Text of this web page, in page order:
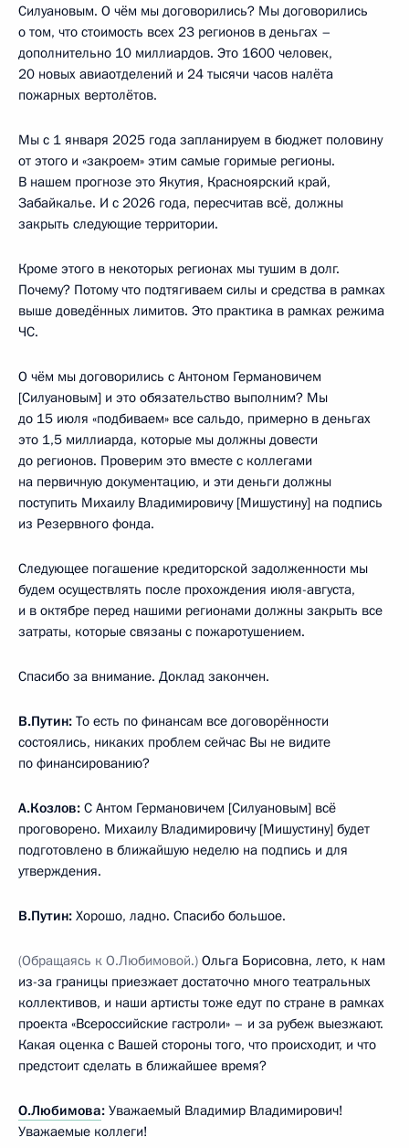
Силуановым. О чём мы договорились? Мы договорились
о том, что стоимость всех 23 регионов в деньгах –
дополнительно 10 миллиардов. Это 1600 человек,
20 новых авиаотделений и 24 тысячи часов налёта
пожарных вертолётов.
Мы с 1 января 2025 года запланируем в бюджет половину
от этого и «закроем» этим самые горимые регионы.
В нашем прогнозе это Якутия, Красноярский край,
Забайкалье. И с 2026 года, пересчитав всё, должны
закрыть следующие территории.
Кроме этого в некоторых регионах мы тушим в долг.
Почему? Потому что подтягиваем силы и средства в рамках
выше доведённых лимитов. Это практика в рамках режима
ЧС.
О чём мы договорились с Антоном Германовичем
[Силуановым] и это обязательство выполним? Мы
до 15 июля «подбиваем» все сальдо, примерно в деньгах
это 1,5 миллиарда, которые мы должны довести
до регионов. Проверим это вместе с коллегами
на первичную документацию, и эти деньги должны
поступить Михаилу Владимировичу [Мишустину] на подпись
из Резервного фонда.
Следующее погашение кредиторской задолженности мы
будем осуществлять после прохождения июля-августа,
и в октябре перед нашими регионами должны закрыть все
затраты, которые связаны с пожаротушением.
Спасибо за внимание. Доклад закончен.
В.Путин: То есть по финансам все договорённости
состоялись, никаких проблем сейчас Вы не видите
по финансированию?
А.Козлов: С Антом Германовичем [Силуановым] всё
проговорено. Михаилу Владимировичу [Мишустину] будет
подготовлено в ближайшую неделю на подпись и для
утверждения.
В.Путин: Хорошо, ладно. Спасибо большое.
(Обращаясь к О.Любимовой.) Ольга Борисовна, лето, к нам
из-за границы приезжает достаточно много театральных
коллективов, и наши артисты тоже едут по стране в рамках
проекта «Всероссийские гастроли» – и за рубеж выезжают.
Какая оценка с Вашей стороны того, что происходит, и что
предстоит сделать в ближайшее время?
О.Любимова: Уважаемый Владимир Владимирович!
Уважаемые коллеги!